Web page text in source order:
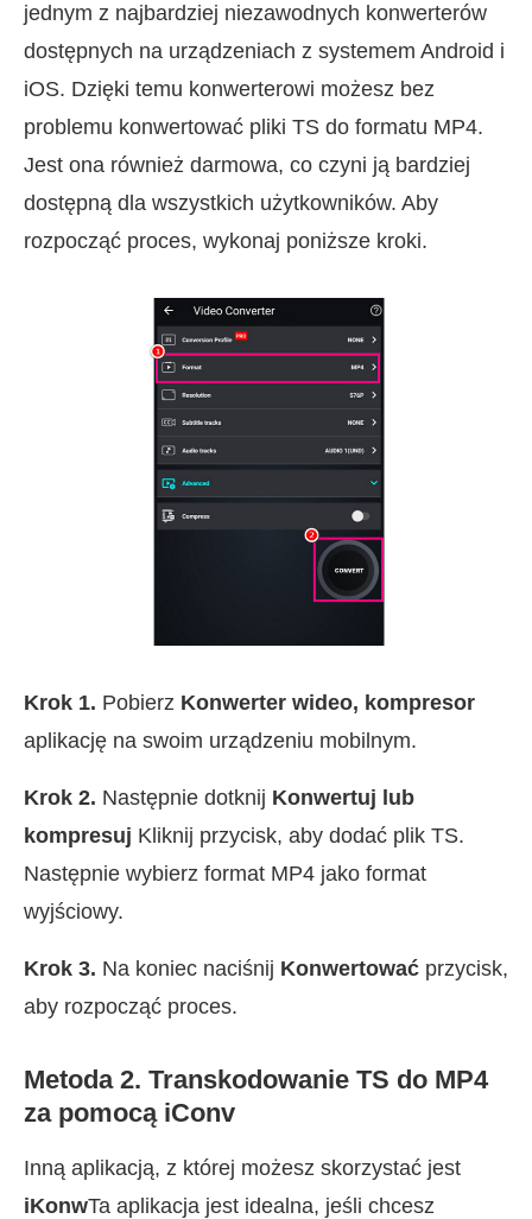
jednym z najbardziej niezawodnych konwerterów
dostępnych na urządzeniach z systemem Android i
iOS. Dzięki temu konwerterowi możesz bez
problemu konwertować pliki TS do formatu MP4.
Jest ona również darmowa, co czyni ją bardziej
dostępną dla wszystkich użytkowników. Aby
rozpocząć proces, wykonaj poniższe kroki.
Krok 1. Pobierz Konwerter wideo, kompresor
aplikację na swoim urządzeniu mobilnym.
Krok 2. Następnie dotknij Konwertuj lub
kompresuj Kliknij przycisk, aby dodać plik TS.
Następnie wybierz format MP4 jako format
wyjściowy.
Krok 3. Na koniec naciśnij Konwertować przycisk,
aby rozpocząć proces.
Metoda 2. Transkodowanie TS do MP4
za pomocą iConv
Inną aplikacją, z której możesz skorzystać jest
iKonwTa aplikacja jest idealna, jeśli chcesz